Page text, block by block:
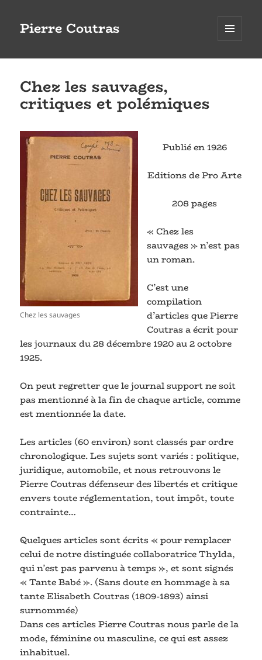
Pierre Coutras
ET
Chez les sauvages,
critiques et polémiques
Chez les sauvages
Publié en 1926
Editions de Pro Arte
208 pages
« Chez les
sauvages » n’est pas
un roman.
C’est une
compilation
d’articles que Pierre
Coutras a écrit pour
les journaux du 28 décembre 1920 au 2 octobre
1925.
On peut regretter que le journal support ne soit
pas mentionné à la fin de chaque article, comme
est mentionnée la date.
Les articles (60 environ) sont classés par ordre
chronologique. Les sujets sont variés : politique,
juridique, automobile, et nous retrouvons le
Pierre Coutras défenseur des libertés et critique
envers toute réglementation, tout impôt, toute
contrainte…
Quelques articles sont écrits « pour remplacer
celui de notre distinguée collaboratrice Thylda,
qui n’est pas parvenu à temps », et sont signés
« Tante Babé ». (Sans doute en hommage à sa
tante Elisabeth Coutras (1809-1893) ainsi
surnommée)
Dans ces articles Pierre Coutras nous parle de la
mode, féminine ou masculine, ce qui est assez
inhabituel.